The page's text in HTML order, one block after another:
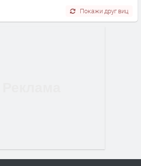
Покажи друг виц